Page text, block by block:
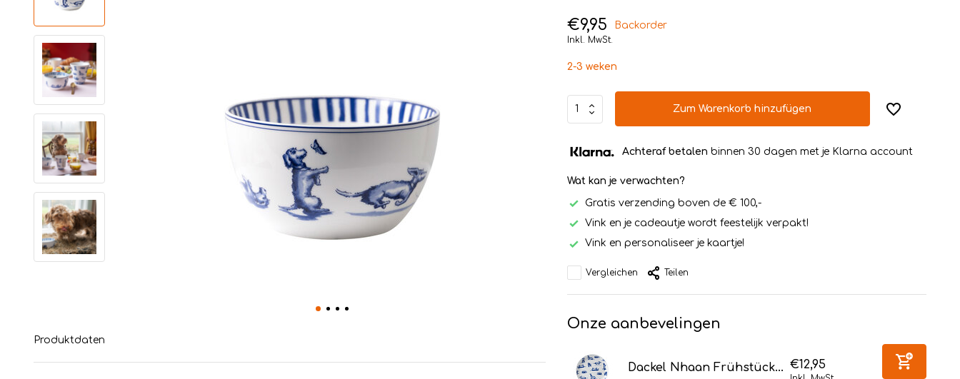
Produktdaten
€9,95 Backorder
Inkl. MwSt.
2-3 weken
Zum Warenkorb hinzufügen
Achteraf betalen binnen 30 dagen met je Klarna account
Wat kan je verwachten?
Gratis verzending boven de € 100,-
Vink en je cadeautje wordt feestelijk verpakt!
Vink en personaliseer je kaartje!
Vergleichen Teilen
Onze aanbevelingen
Dackel Nhaan Frühstück... €12,95